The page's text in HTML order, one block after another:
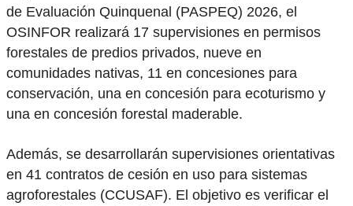
de Evaluación Quinquenal (PASPEQ) 2026, el
OSINFOR realizará 17 supervisiones en permisos
forestales de predios privados, nueve en
comunidades nativas, 11 en concesiones para
conservación, una en concesión para ecoturismo y
una en concesión forestal maderable.
Además, se desarrollarán supervisiones orientativas
en 41 contratos de cesión en uso para sistemas
agroforestales (CCUSAF). El objetivo es verificar el